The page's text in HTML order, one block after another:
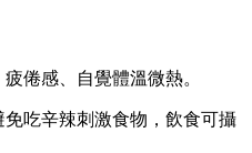
倦感、自覺體溫微熱。
吃辛辣刺激食物，飲食可攝